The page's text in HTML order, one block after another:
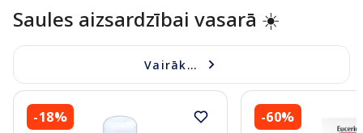
Saules aizsardzībai vasarā ☀️
Vairāk...
-18% -60%